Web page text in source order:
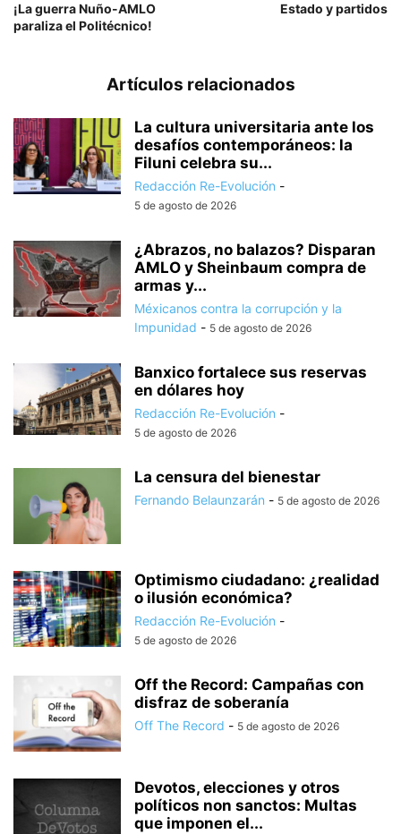
¡La guerra Nuño-AMLO
paraliza el Politécnico!
Estado y partidos
Artículos relacionados
La cultura universitaria ante los
desafíos contemporáneos: la
Filuni celebra su...
Redacción Re-Evolución -
5 de agosto de 2026
¿Abrazos, no balazos? Disparan
AMLO y Sheinbaum compra de
armas y...
Méxicanos contra la corrupción y la
Impunidad - 5 de agosto de 2026
Banxico fortalece sus reservas
en dólares hoy
Redacción Re-Evolución -
5 de agosto de 2026
La censura del bienestar
Fernando Belaunzarán - 5 de agosto de 2026
Optimismo ciudadano: ¿realidad
o ilusión económica?
Redacción Re-Evolución -
5 de agosto de 2026
Off the Record: Campañas con
disfraz de soberanía
Off The Record - 5 de agosto de 2026
Devotos, elecciones y otros
políticos non sanctos: Multas
que imponen el...